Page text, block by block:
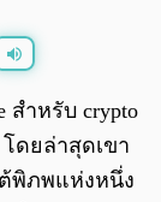
0:00/
สำหรับ crypto
ดยล่าสุดเขา
พิภพแห่งหนึ่ง